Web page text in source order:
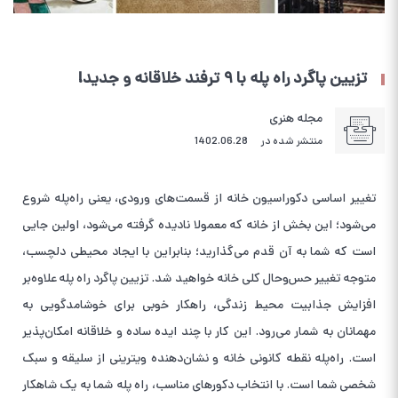
تزیین پاگرد راه پله با ۹ ترفند خلاقانه و جدید!
مجله هنری
منتشر شده در 1402.06.28
تغییر اساسی دکوراسیون خانه از قسمت‌های ورودی، یعنی راه‌پله شروع
می‌شود؛ این بخش از خانه که معمولا نادیده گرفته می‌شود، اولین جایی
است که شما به آن قدم می‌گذارید؛ بنابراین با ایجاد محیطی دلچسب،
متوجه تغییر حس‌و‌حال کلی خانه خواهید شد. تزیین پاگرد راه پله علاوه‌بر
افزایش جذابیت محیط زندگی، راهکار خوبی برای خوشامدگویی به
مهمانان به شمار می‌رود. این کار با چند ایده ساده و خلاقانه امکان‌پذیر
است. راه‌پله نقطه کانونی خانه و نشان‌دهنده ویترینی از سلیقه و سبک
شخصی شما است. با انتخاب دکورهای مناسب، راه پله شما به یک شاهکار